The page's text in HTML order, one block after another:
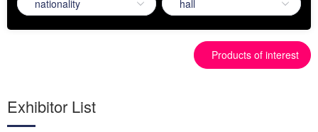
Products of interest
Exhibitor List